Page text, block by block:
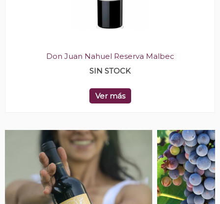
Don Juan Nahuel Reserva Malbec
SIN STOCK
Ver más